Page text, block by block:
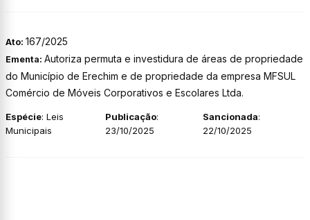
Ato: 167/2025
Ementa: Autoriza permuta e investidura de áreas de propriedade
do Município de Erechim e de propriedade da empresa MFSUL
Comércio de Móveis Corporativos e Escolares Ltda.
Espécie: Leis
Municipais
Publicação:
23/10/2025
Sancionada:
22/10/2025